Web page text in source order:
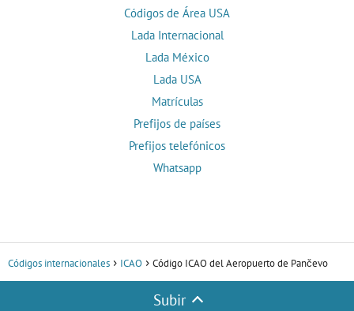
Códigos de Área USA
Lada Internacional
Lada México
Lada USA
Matrículas
Prefijos de países
Prefijos telefónicos
Whatsapp
Códigos internacionales ICAO Código ICAO del Aeropuerto de Pančevo
Subir